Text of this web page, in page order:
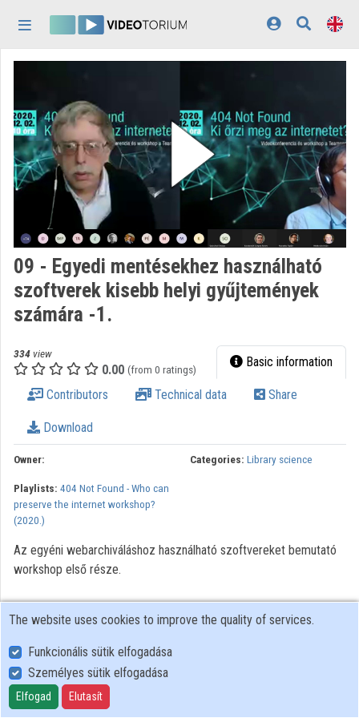
Discovery
Categories
Playlists
Organizations
Contributors
Appearance: light
09 - Egyedi mentésekhez használható
szoftverek kisebb helyi gyűjtemények
számára -1.
334 view
0.00 (from 0 ratings) Basic information
Contributors Technical data Share
Download
Owner: Categories: Library science
Playlists: 404 Not Found - Who can
preserve the internet workshop?
(2020.)
Az egyéni webarchiváláshoz használható szoftvereket bemutató
workshop első része.
User Policy
Adatkezelési tájékoztató (en)
Cookie Policy
The website uses cookies to improve the quality of services.
Funkcionális sütik elfogadása
Személyes sütik elfogadása
Elfogad Elutasít